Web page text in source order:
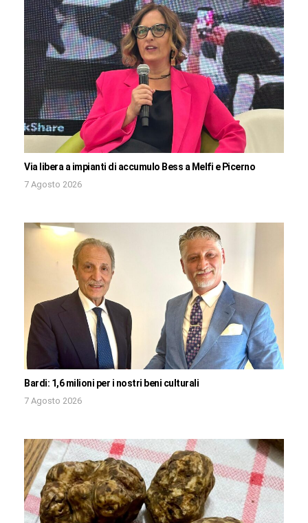
Via libera a impianti di accumulo Bess a Melfi e Picerno
7 Agosto 2026
Bardi: 1,6 milioni per i nostri beni culturali
7 Agosto 2026